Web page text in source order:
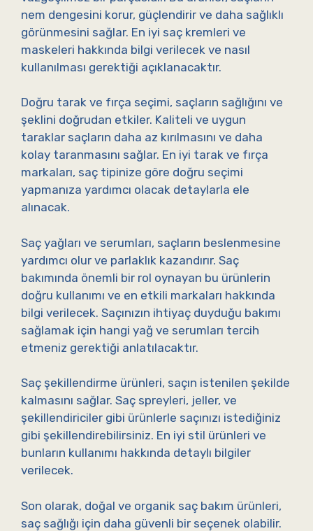
nem dengesini korur, güçlendirir ve daha sağlıklı
görünmesini sağlar. En iyi saç kremleri ve
maskeleri hakkında bilgi verilecek ve nasıl
kullanılması gerektiği açıklanacaktır.
Doğru tarak ve fırça seçimi, saçların sağlığını ve
şeklini doğrudan etkiler. Kaliteli ve uygun
taraklar saçların daha az kırılmasını ve daha
kolay taranmasını sağlar. En iyi tarak ve fırça
markaları, saç tipinize göre doğru seçimi
yapmanıza yardımcı olacak detaylarla ele
alınacak.
Saç yağları ve serumları, saçların beslenmesine
yardımcı olur ve parlaklık kazandırır. Saç
bakımında önemli bir rol oynayan bu ürünlerin
doğru kullanımı ve en etkili markaları hakkında
bilgi verilecek. Saçınızın ihtiyaç duyduğu bakımı
sağlamak için hangi yağ ve serumları tercih
etmeniz gerektiği anlatılacaktır.
Saç şekillendirme ürünleri, saçın istenilen şekilde
kalmasını sağlar. Saç spreyleri, jeller, ve
şekillendiriciler gibi ürünlerle saçınızı istediğiniz
gibi şekillendirebilirsiniz. En iyi stil ürünleri ve
bunların kullanımı hakkında detaylı bilgiler
verilecek.
Son olarak, doğal ve organik saç bakım ürünleri,
saç sağlığı için daha güvenli bir seçenek olabilir.